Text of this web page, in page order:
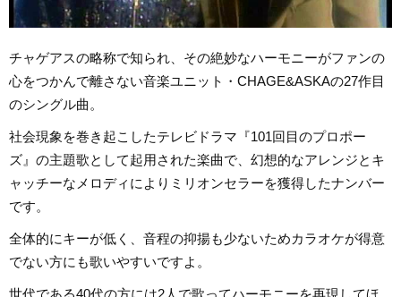
チャゲアスの略称で知られ、その絶妙なハーモニーがファンの
心をつかんで離さない音楽ユニット・CHAGE&ASKAの27作目
のシングル曲。
社会現象を巻き起こしたテレビドラマ『101回目のプロポー
ズ』の主題歌として起用された楽曲で、幻想的なアレンジとキ
ャッチーなメロディによりミリオンセラーを獲得したナンバー
です。
全体的にキーが低く、音程の抑揚も少ないためカラオケが得意
でない方にも歌いやすいですよ。